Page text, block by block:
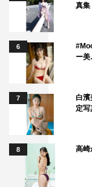
真
6
ー
7
白
定
8 高崎